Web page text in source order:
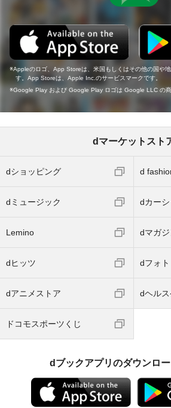
Appleのロゴ、App Storeは、米国もしくはその他の国や
す。App Storeは、Apple Inc.のサービスマークです。
Google Play および Google Play ロゴは Google LLC の商
dマーケットスト
dショッピング d
dミュージック dカー
Lemino dマガジ
dヒッツ dフォト
dアニメストア dヘル
ドコモスポーツくじ
dブックアプリのダウンロ